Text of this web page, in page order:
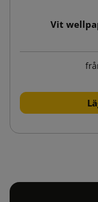
Vit